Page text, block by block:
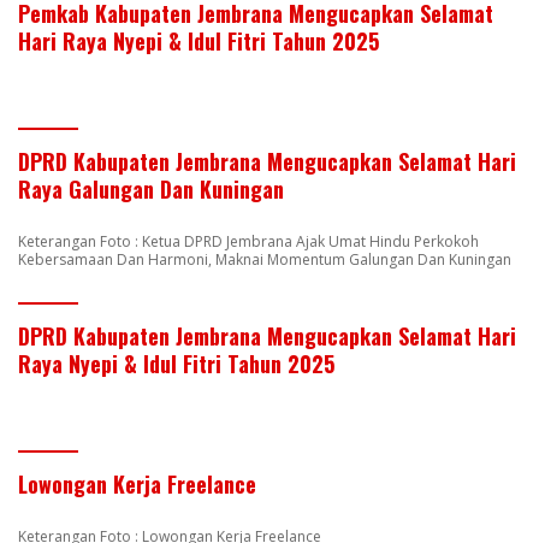
Pemkab Kabupaten Jembrana Mengucapkan Selamat
Hari Raya Nyepi & Idul Fitri Tahun 2025
DPRD Kabupaten Jembrana Mengucapkan Selamat Hari
Raya Galungan Dan Kuningan
Keterangan Foto : Ketua DPRD Jembrana Ajak Umat Hindu Perkokoh
Kebersamaan Dan Harmoni, Maknai Momentum Galungan Dan Kuningan
DPRD Kabupaten Jembrana Mengucapkan Selamat Hari
Raya Nyepi & Idul Fitri Tahun 2025
Lowongan Kerja Freelance
Keterangan Foto : Lowongan Kerja Freelance